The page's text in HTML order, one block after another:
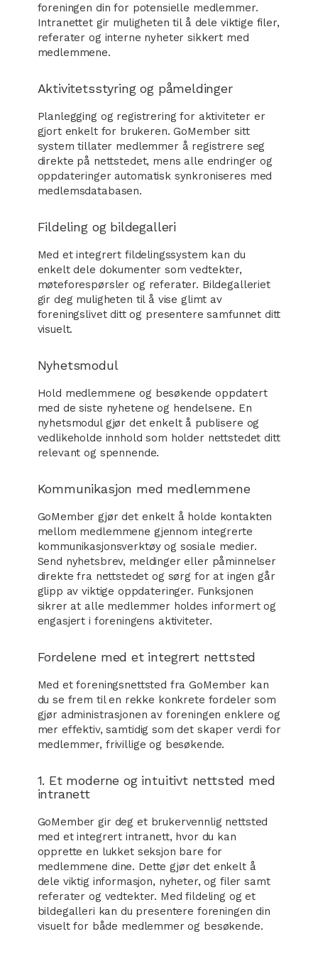
foreningen din for potensielle medlemmer.
Intranettet gir muligheten til å dele viktige filer,
referater og interne nyheter sikkert med
medlemmene.
Aktivitetsstyring og påmeldinger
Planlegging og registrering for aktiviteter er
gjort enkelt for brukeren. GoMember sitt
system tillater medlemmer å registrere seg
direkte på nettstedet, mens alle endringer og
oppdateringer automatisk synkroniseres med
medlemsdatabasen.
Fildeling og bildegalleri
Med et integrert fildelingssystem kan du
enkelt dele dokumenter som vedtekter,
møteforespørsler og referater. Bildegalleriet
gir deg muligheten til å vise glimt av
foreningslivet ditt og presentere samfunnet ditt
visuelt.
Nyhetsmodul
Hold medlemmene og besøkende oppdatert
med de siste nyhetene og hendelsene. En
nyhetsmodul gjør det enkelt å publisere og
vedlikeholde innhold som holder nettstedet ditt
relevant og spennende.
Kommunikasjon med medlemmene
GoMember gjør det enkelt å holde kontakten
mellom medlemmene gjennom integrerte
kommunikasjonsverktøy og sosiale medier.
Send nyhetsbrev, meldinger eller påminnelser
direkte fra nettstedet og sørg for at ingen går
glipp av viktige oppdateringer. Funksjonen
sikrer at alle medlemmer holdes informert og
engasjert i foreningens aktiviteter.
Fordelene med et integrert nettsted
Med et foreningsnettsted fra GoMember kan
du se frem til en rekke konkrete fordeler som
gjør administrasjonen av foreningen enklere og
mer effektiv, samtidig som det skaper verdi for
medlemmer, frivillige og besøkende.
1. Et moderne og intuitivt nettsted med
intranett
GoMember gir deg et brukervennlig nettsted
med et integrert intranett, hvor du kan
opprette en lukket seksjon bare for
medlemmene dine. Dette gjør det enkelt å
dele viktig informasjon, nyheter, og filer samt
referater og vedtekter. Med fildeling og et
bildegalleri kan du presentere foreningen din
visuelt for både medlemmer og besøkende.